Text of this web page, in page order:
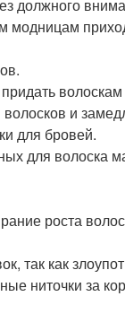
должного
модницам
волоскам
и
для бровей.
для волоска
роста
так как
ниточки за